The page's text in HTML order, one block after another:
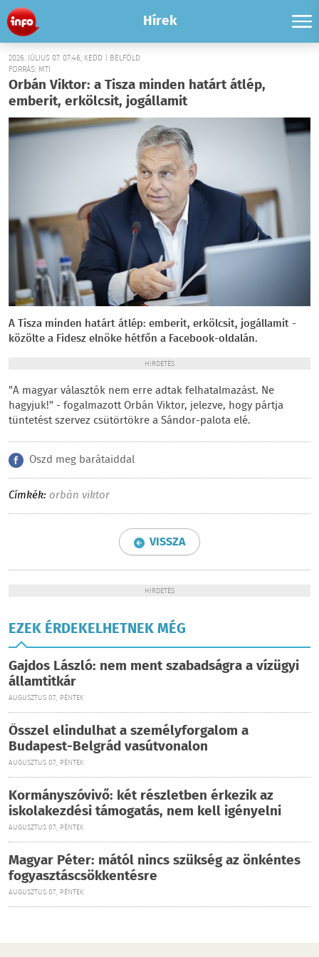
Hírek
2026. JÚLIUS 07. 07:46, KEDD | BELFÖLD
FORRÁS: MTI
Orbán Viktor: a Tisza minden határt átlép,
emberit, erkölcsit, jogállamit
A Tisza minden határt átlép: emberit, erkölcsit, jogállamit -
közölte a Fidesz elnöke hétfőn a Facebook-oldalán.
HIRDETÉS
"A magyar választók nem erre adtak felhatalmazást. Ne
hagyjuk!" - fogalmazott Orbán Viktor, jelezve, hogy pártja
tüntetést szervez csütörtökre a Sándor-palota elé.
Oszd meg barátaiddal
Címkék: orbán viktor
VISSZA
HIRDETÉS
EZEK ÉRDEKELHETNEK MÉG
Gajdos László: nem ment szabadságra a vízügyi
államtitkár
AUGUSZTUS 07., PÉNTEK
Ősszel elindulhat a személyforgalom a
Budapest-Belgrád vasútvonalon
AUGUSZTUS 07., PÉNTEK
Kormányszóvivő: két részletben érkezik az
iskolakezdési támogatás, nem kell igényelni
AUGUSZTUS 07., PÉNTEK
Magyar Péter: mától nincs szükség az önkéntes
fogyasztáscsökkentésre
AUGUSZTUS 07., PÉNTEK